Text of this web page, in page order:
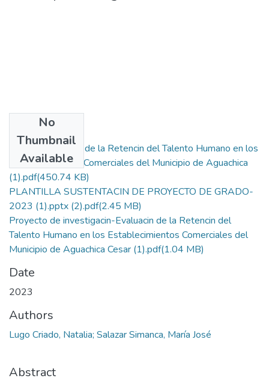
No
Thumbnail
Available
Articulo Evaluacin de la Retencin del Talento Humano en los
Establecimientos Comerciales del Municipio de Aguachica
(1).pdf(450.74 KB)
PLANTILLA SUSTENTACIN DE PROYECTO DE GRADO-
2023 (1).pptx (2).pdf(2.45 MB)
Proyecto de investigacin-Evaluacin de la Retencin del
Talento Humano en los Establecimientos Comerciales del
Municipio de Aguachica Cesar (1).pdf(1.04 MB)
Date
2023
Authors
Lugo Criado, Natalia; Salazar Simanca, María José
Abstract